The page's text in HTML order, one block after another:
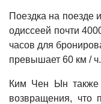
Поездка на поезде
одиссеей почти
часов для
превышает 60 км / ч.
Ким Чен Ын также
возвращения, что